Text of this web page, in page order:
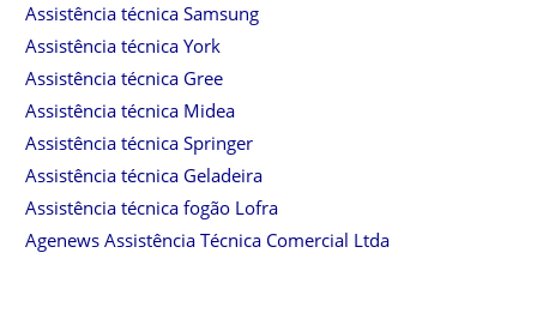
Assistência técnica Samsung
Assistência técnica York
Assistência técnica Gree
Assistência técnica Midea
Assistência técnica Springer
Assistência técnica Geladeira
Assistência técnica fogão Lofra
Agenews Assistência Técnica Comercial Ltda